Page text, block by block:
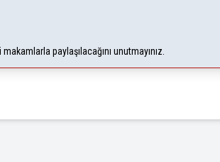
paylaşılacağını unutmayınız.